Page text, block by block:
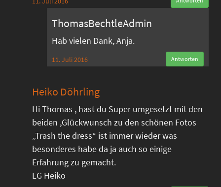
ThomasBechtleAdmin
Hab vielen Dank, Anja.
11. Juli 2016 Antworten
Heiko Döhrling
Hi Thomas , hast du Super umgesetzt mit den
beiden ,Glückwunsch zu den schönen Fotos
„Trash the dress“ ist immer wieder was
besonderes habe da ja auch so einige
Erfahrung zu gemacht.
LG Heiko